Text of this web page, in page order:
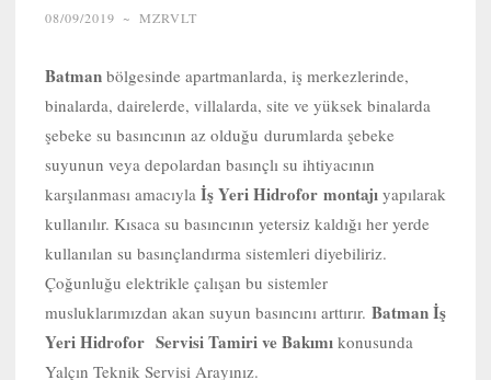
08/09/2019 ~ MZRVLT
Batman bölgesinde apartmanlarda, iş merkezlerinde,
binalarda, dairelerde, villalarda, site ve yüksek binalarda
şebeke su basıncının az olduğu durumlarda şebeke
suyunun veya depolardan basınçlı su ihtiyacının
karşılanması amacıyla İş Yeri Hidrofor montajı yapılarak
kullanılır. Kısaca su basıncının yetersiz kaldığı her yerde
kullanılan su basınçlandırma sistemleri diyebiliriz.
Çoğunluğu elektrikle çalışan bu sistemler
musluklarımızdan akan suyun basıncını arttırır. Batman İş
Yeri Hidrofor Servisi Tamiri ve Bakımı konusunda
Yalçın Teknik Servisi Arayınız.